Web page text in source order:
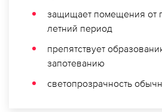
защищает помещения от
летний период
препятствует
запотеванию
свето­прозрачность